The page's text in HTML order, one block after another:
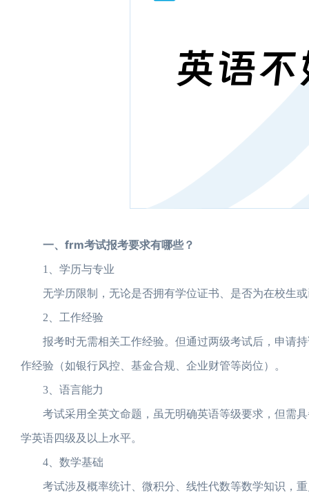
一、frm考试报考要求有哪些？
1、学历与专业
无学历限制，无论是否拥有学位证书、是否为在校生或
2、工作经验
报考时无需相关工作经验。但通过两级考试后，申请持
作经验（如银行风控、基金合规、企业财管等岗位）。
3、语言能力
考试采用全英文命题，虽无明确英语等级要求，但需具
学英语四级及以上水平。
4、数学基础
考试涉及概率统计、微积分、线性代数等数学知识，重